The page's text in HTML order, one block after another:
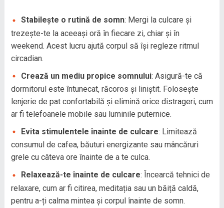
Stabilește o rutină de somn: Mergi la culcare și
trezește-te la aceeași oră în fiecare zi, chiar și în
weekend. Acest lucru ajută corpul să își regleze ritmul
circadian.
Crează un mediu propice somnului: Asigură-te că
dormitorul este întunecat, răcoros și liniștit. Folosește
lenjerie de pat confortabilă și elimină orice distrageri, cum
ar fi telefoanele mobile sau luminile puternice.
Evita stimulentele înainte de culcare: Limitează
consumul de cafea, băuturi energizante sau mâncăruri
grele cu câteva ore înainte de a te culca.
Relaxează-te înainte de culcare: Încearcă tehnici de
relaxare, cum ar fi citirea, meditația sau un băiță caldă,
pentru a-ți calma mintea și corpul înainte de somn.